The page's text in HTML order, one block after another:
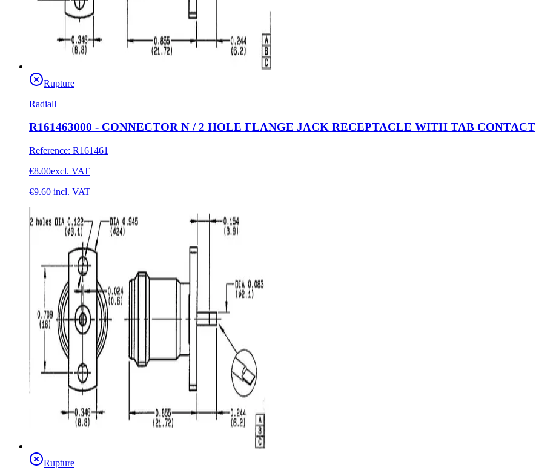
Rupture
Radiall
R161463000 - CONNECTOR N / 2 HOLE FLANGE JACK RECEPTACLE WITH TAB CONTACT
Reference: R161461
€8.00excl. VAT
€9.60 incl. VAT
Rupture